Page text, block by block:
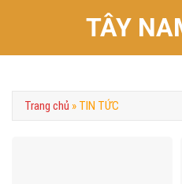
TÂY
Trang chủ » TIN TỨC